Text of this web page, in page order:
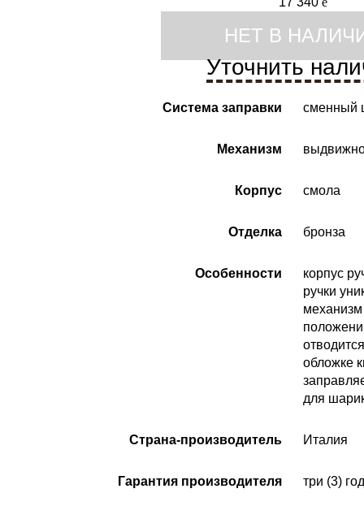
НЕТ В
Уточнить
Система заправки сменный
Механизм
Корпус смола
Отделка бронза
Особенности
корпус
ручки
обложке
для
Страна-производитель Италия
Гарантия производителя три (3)